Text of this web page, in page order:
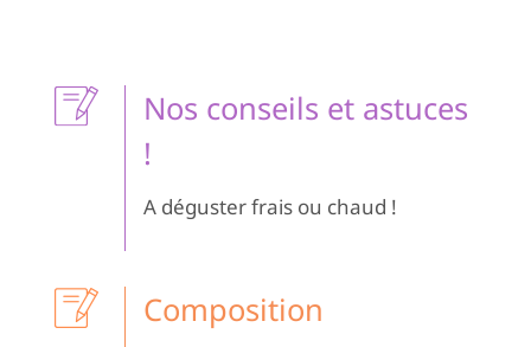
Nos conseils et astuces
!
A déguster frais ou chaud !
Composition